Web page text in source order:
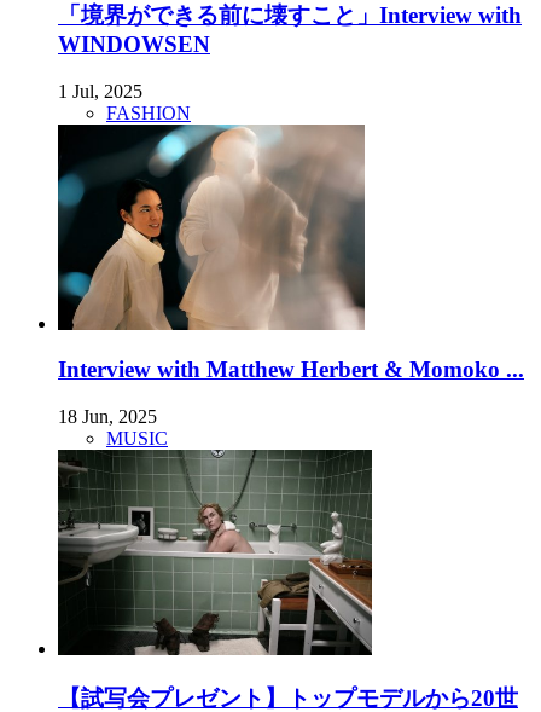
「境界ができる前に壊すこと」Interview with
WINDOWSEN
1 Jul, 2025
FASHION
Interview with Matthew Herbert & Momoko ...
18 Jun, 2025
MUSIC
【試写会プレゼント】トップモデルから20世